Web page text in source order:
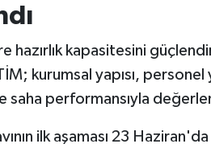
hazırlık kapasitesini
kurumsal yapısı,
saha performansıyla
ilk aşaması 23